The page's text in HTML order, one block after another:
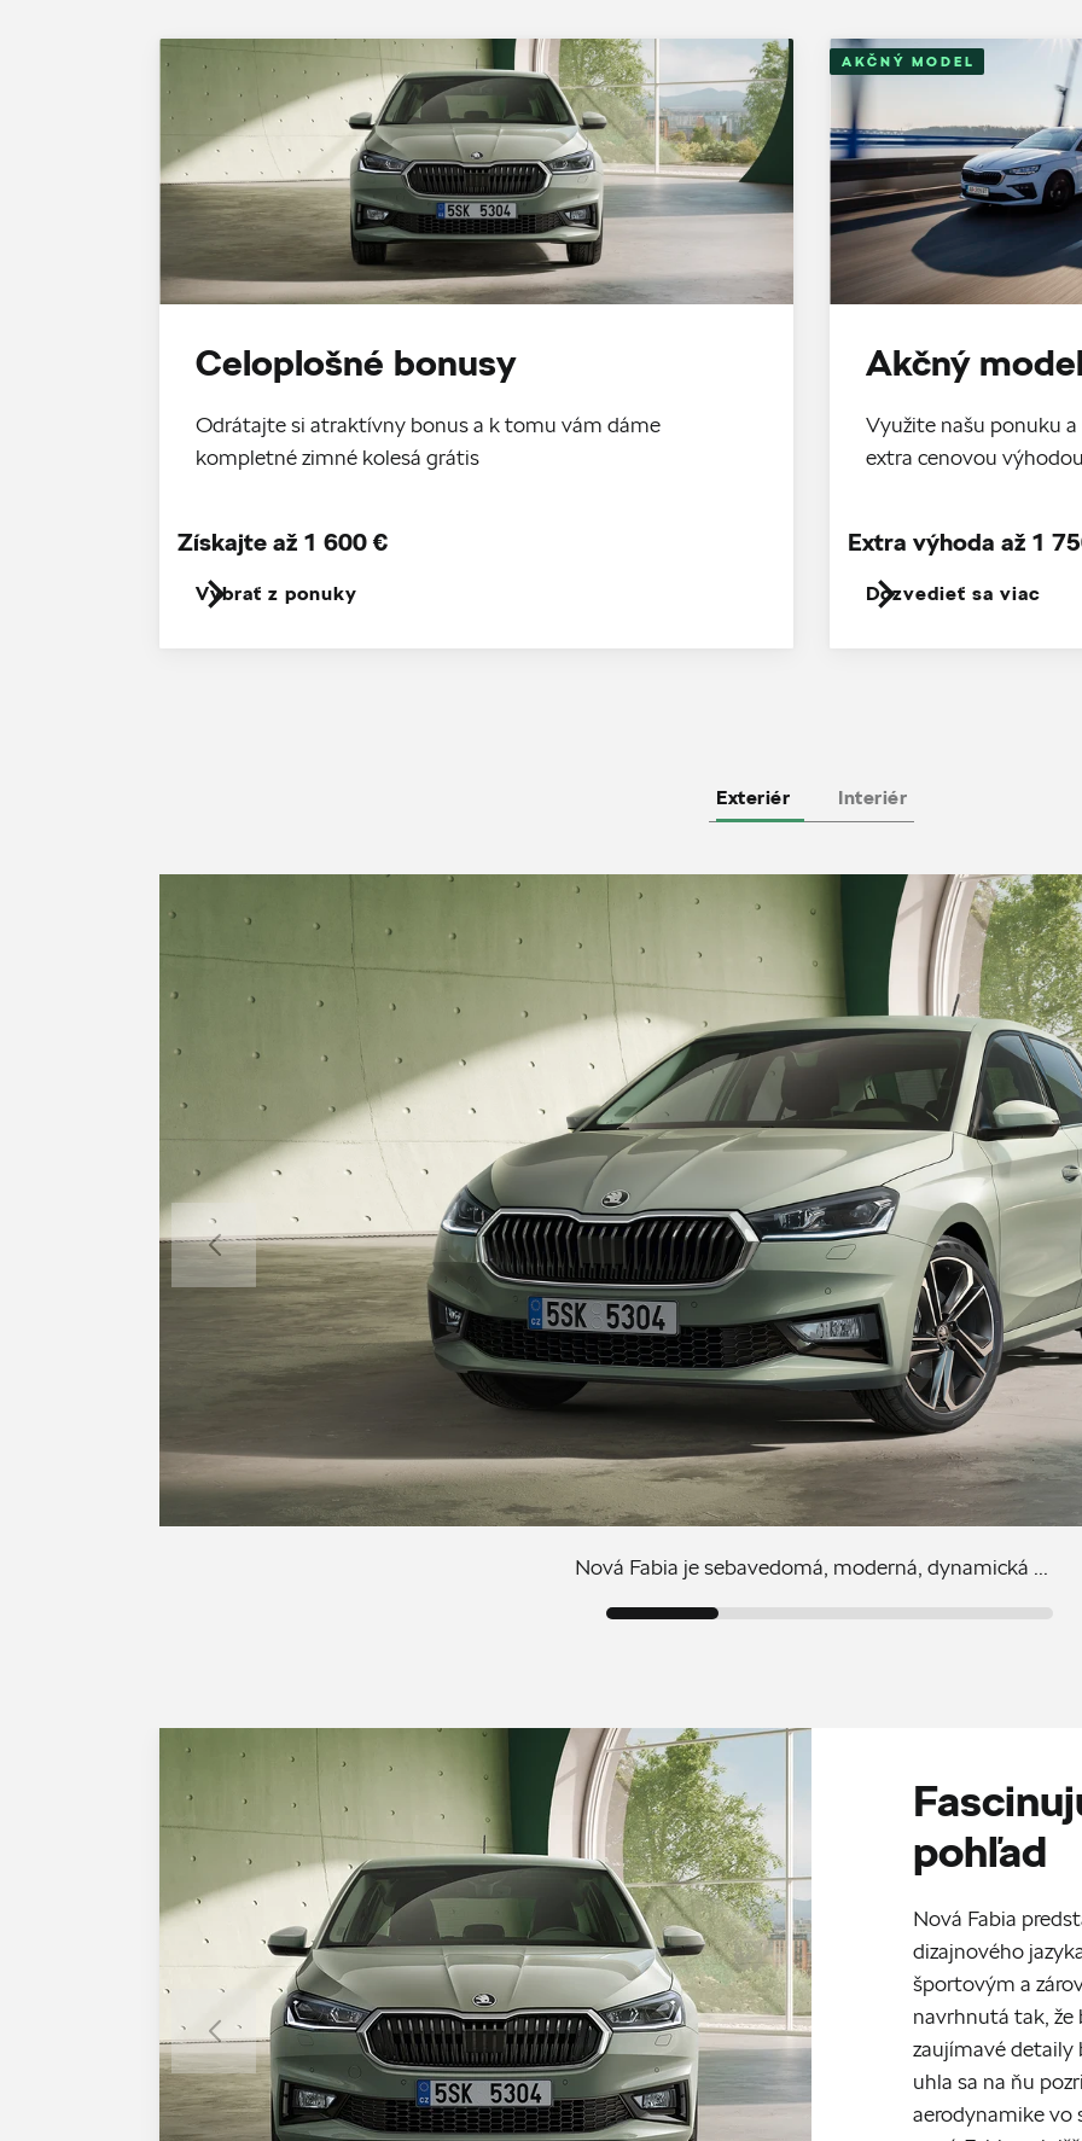
Celoplošné bonusy
Odrátajte si atraktívny bonus a k tomu vám dáme
kompletné zimné kolesá grátis
Vybrať z ponuky
Získajte až 1 600 €
AKČNÝ MODEL
Akčný
Využite našu ponuku
extra cenovou
Dozvedieť sa viac
Extra výhoda až 1
Exteriér Interiér
Nová Fabia je sebavedomá, moderná, dynamická ...
pohľad
Nová Fabia
dizajnového
športovým a
navrhnutá tak,
zaujímavé detaily
uhla sa na ňu
aerodynamike vo